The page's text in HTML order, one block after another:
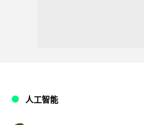
人工智能